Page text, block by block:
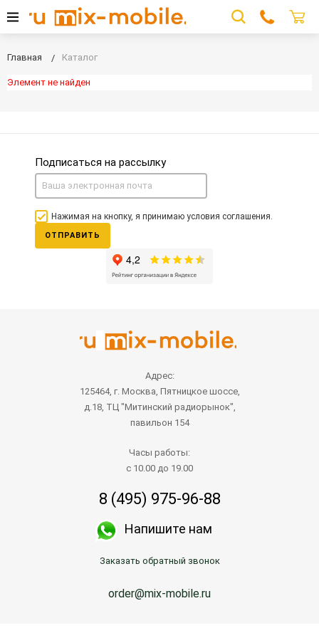
Главная Каталог
Элемент не найден
Подписаться на рассылку
Нажимая на кнопку, я принимаю условия соглашения.
ОТПРАВИТЬ
Адрес:
125464, г. Москва, Пятницкое шоссе,
д.18, ТЦ "Митинский радиорынок",
павильон 154
Часы работы:
с 10.00 до 19.00
8 (495) 975-96-88
Напишите нам
Заказать обратный звонок
order@mix-mobile.ru